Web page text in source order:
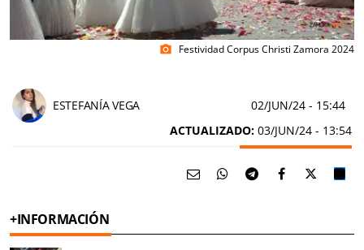
photo_camera Festividad Corpus Christi Zamora 2024
ESTEFANÍA VEGA 02/JUN/24 - 15:44
ACTUALIZADO: 03/JUN/24 - 13:54
+INFORMACIÓN